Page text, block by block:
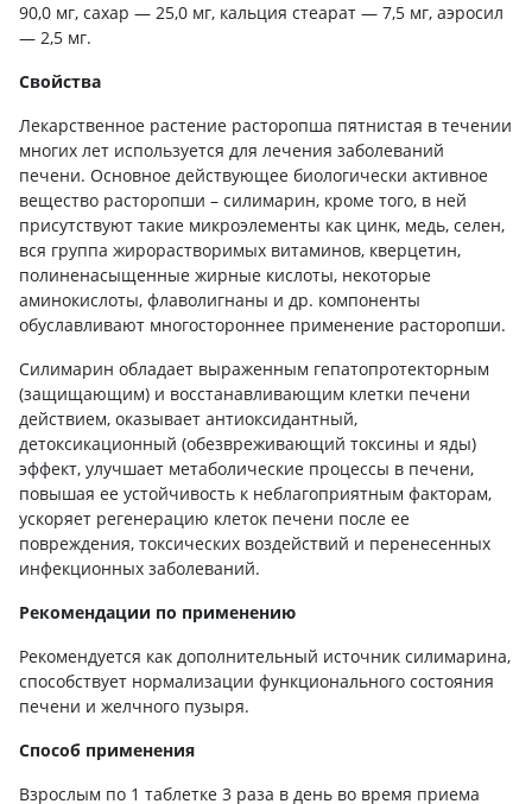
90,0 мг, сахар — 25,0 мг, кальция стеарат — 7,5 мг, аэросил
— 2,5 мг.
Свойства
Лекарственное растение расторопша пятнистая в течении
многих лет используется для лечения заболеваний
печени. Основное действующее биологически активное
вещество расторопши – силимарин, кроме того, в ней
присутствуют такие микроэлементы как цинк, медь, селен,
вся группа жирорастворимых витаминов, кверцетин,
полиненасыщенные жирные кислоты, некоторые
аминокислоты, флаволигнаны и др. компоненты
обуславливают многостороннее применение расторопши.
Силимарин обладает выраженным гепатопротекторным
(защищающим) и восстанавливающим клетки печени
действием, оказывает антиоксидантный,
детоксикационный (обезвреживающий токсины и яды)
эффект, улучшает метаболические процессы в печени,
повышая ее устойчивость к неблагоприятным факторам,
ускоряет регенерацию клеток печени после ее
повреждения, токсических воздействий и перенесенных
инфекционных заболеваний.
Рекомендации по применению
Рекомендуется как дополнительный источник силимарина,
способствует нормализации функционального состояния
печени и желчного пузыря.
Способ применения
Взрослым по 1 таблетке 3 раза в день во время приема